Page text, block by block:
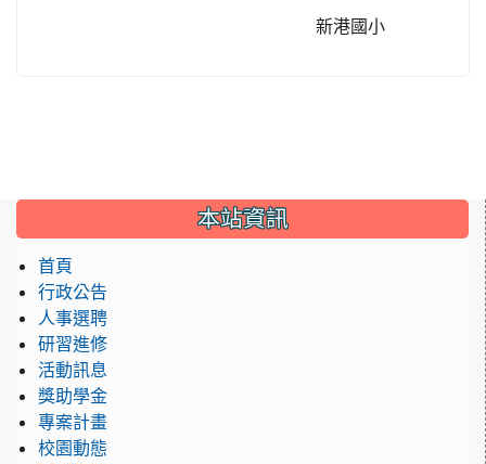
新港國小
::: 本站資訊
首頁
行政公告
人事選聘
研習進修
活動訊息
獎助學金
專案計畫
校園動態